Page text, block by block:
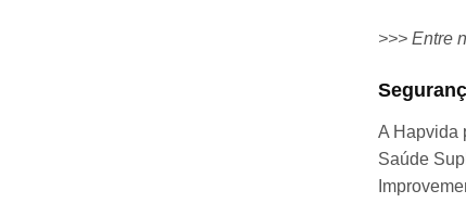
>>> Entre
A Hapvida
Saúde